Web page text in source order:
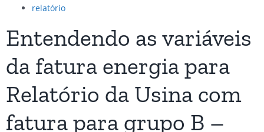
relatório
Entendendo as variáveis
da fatura energia para
Relatório da Usina com
fatura para grupo B –